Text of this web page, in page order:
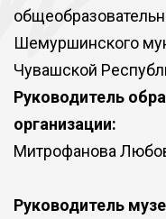
Шемуршинского
Чувашской
Руководитель
организации:
Митрофанова
Руководитель